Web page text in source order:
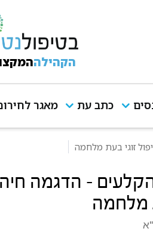
הקהילה
כתב עת מאגר
זוגי בעת מלחמה
- הדגמה
מלחמה